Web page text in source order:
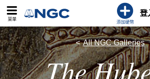
菜單
添加硬幣
登
All NGC Galleries
The